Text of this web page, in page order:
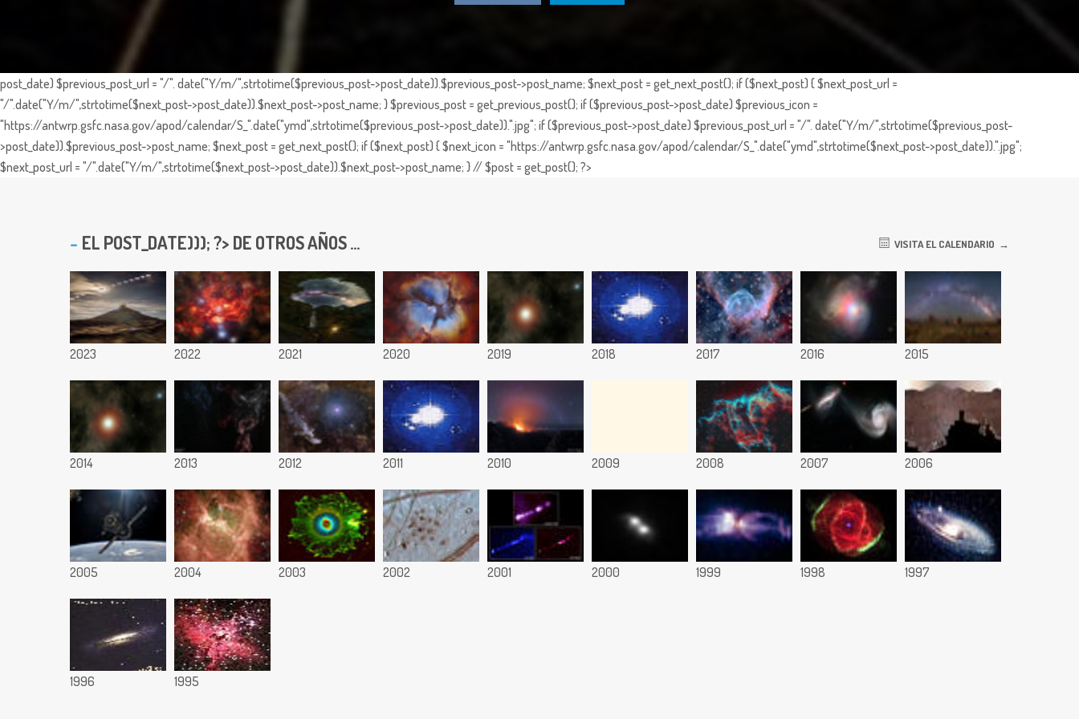
post_date) $previous_post_url = "/". date("Y/m/",strtotime($previous_post->post_date)).$previous_post->post_name; $next_post = get_next_post(); if ($next_post) { $next_post_url =
"/".date("Y/m/",strtotime($next_post->post_date)).$next_post->post_name; } $previous_post = get_previous_post(); if ($previous_post->post_date) $previous_icon =
"https://antwrp.gsfc.nasa.gov/apod/calendar/S_".date("ymd",strtotime($previous_post->post_date)).".jpg"; if ($previous_post->post_date) $previous_post_url = "/". date("Y/m/",strtotime($previous_post-
>post_date)).$previous_post->post_name; $next_post = get_next_post(); if ($next_post) { $next_icon = "https://antwrp.gsfc.nasa.gov/apod/calendar/S_".date("ymd",strtotime($next_post->post_date)).".jpg";
$next_post_url = "/".date("Y/m/",strtotime($next_post->post_date)).$next_post->post_name; } // $post = get_post(); ?>
EL POST_DATE))); ?> DE OTROS AÑOS ... VISITA EL CALENDARIO
2023 2022 2021 2020 2019 2018 2017 2016 2015
2014 2013 2012 2011 2010 2009 2008 2007 2006
2005 2004 2003 2002 2001 2000 1999 1998 1997
1996 1995